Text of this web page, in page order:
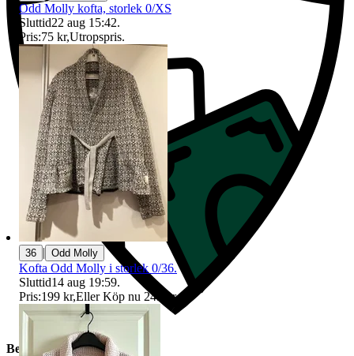
Beskrivning
Odd Molly kofta, storlek 0/XS
Sluttid22 aug 15:42.
Pris:75 kr,Utropspris.
36 | Odd Molly
Kofta Odd Molly i storlek 0/36.
Sluttid14 aug 19:59.
Pris:199 kr,Eller Köp nu 249 kr,.